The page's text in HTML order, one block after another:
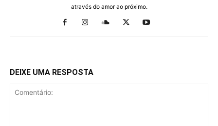
através do amor ao próximo.
DEIXE UMA RESPOSTA